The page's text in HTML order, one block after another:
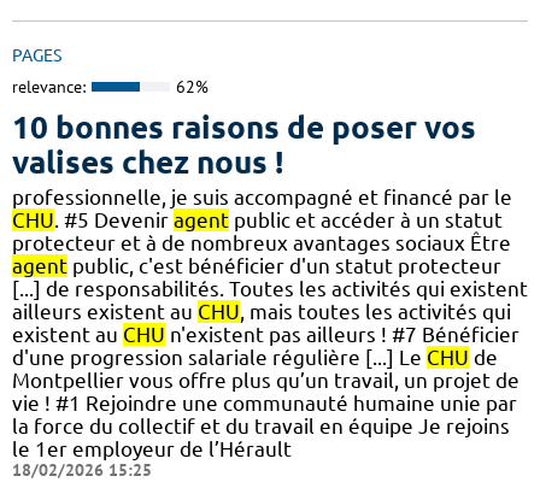
PAGES
relevance: 62%
10 bonnes raisons de poser vos
valises chez nous !
professionnelle, je suis accompagné et financé par le
CHU . #5 Devenir agent public et accéder à un statut
protecteur et à de nombreux avantages sociaux Être
agent public, c'est bénéficier d'un statut protecteur
[...] de responsabilités. Toutes les activités qui existent
ailleurs existent au CHU , mais toutes les activités qui
existent au CHU n'existent pas ailleurs ! #7 Bénéficier
d'une progression salariale régulière [...] Le CHU de
Montpellier vous offre plus qu’un travail, un projet de
vie ! #1 Rejoindre une communauté humaine unie par
la force du collectif et du travail en équipe Je rejoins
le 1er employeur de l’Hérault
18/02/2026 15:25